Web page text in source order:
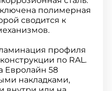
полимерная
сводится к
профиля
по RAL.
Евролайн 58
накладками,